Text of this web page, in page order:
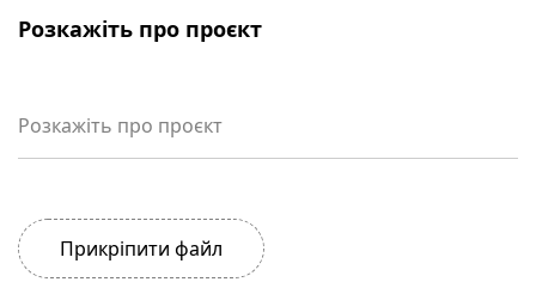
Розкажіть про проєкт
Розкажіть про проєкт
Прикріпити файл